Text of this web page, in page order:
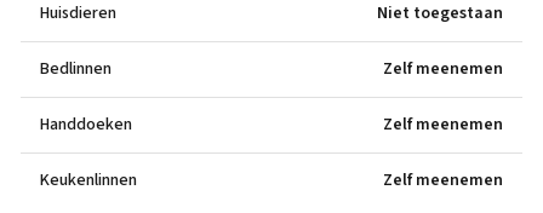
Huisdieren Niet toegestaan
Bedlinnen Zelf meenemen
Handdoeken Zelf meenemen
Keukenlinnen Zelf meenemen